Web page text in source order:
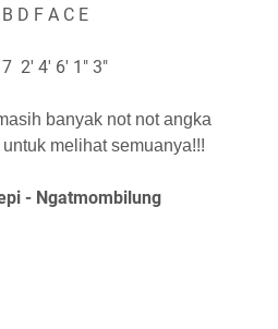
D F A C E
2' 4' 6' 1" 3"
banyak not not angka
untuk melihat semuanya!!!
- Ngatmombilung